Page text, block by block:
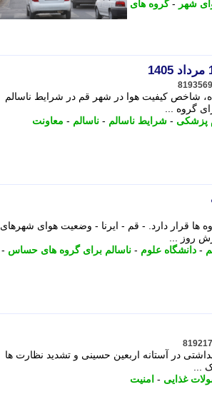
شهر -گروه های
شاخص کیفیت هوا در شهر قم در شرایط ناسالم
گروه ...
پزشکی - شرایط ناسالم - ناسالم - معاونت
ها قرار دارد. - قم - ایرنا - وضعیت هوای شهرهای
روز ...
- دانشگاه علوم - ناسالم برای گروه های حساس -
در آستانه اربعین حسینی و تشدید نظارت ها
...
غذایی - امنیت